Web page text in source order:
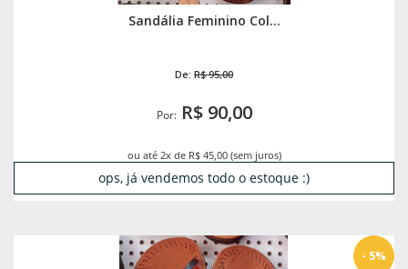
Sandália Feminino Col...
De: R$ 95,00
Por:R$ 90,00
ou até 2x de R$ 45,00 (sem juros)
ops, já vendemos todo o estoque :)
- 5%